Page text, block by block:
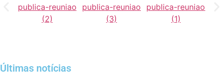
Últimas notícias